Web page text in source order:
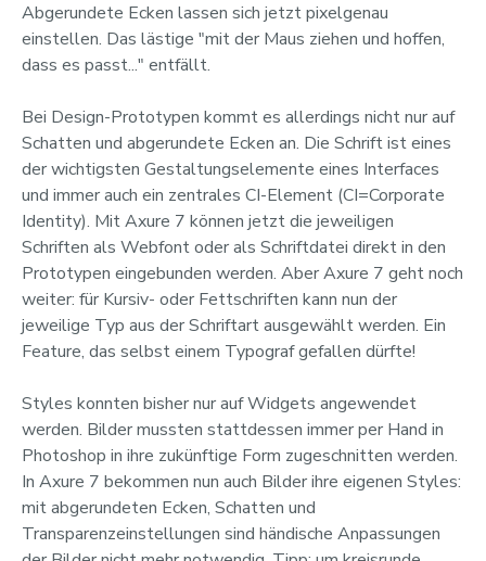
Abgerundete Ecken lassen sich jetzt pixelgenau
einstellen. Das lästige "mit der Maus ziehen und hoffen,
dass es passt..." entfällt.
Bei Design-Prototypen kommt es allerdings nicht nur auf
Schatten und abgerundete Ecken an. Die Schrift ist eines
der wichtigsten Gestaltungselemente eines Interfaces
und immer auch ein zentrales CI-Element (CI=Corporate
Identity). Mit Axure 7 können jetzt die jeweiligen
Schriften als Webfont oder als Schriftdatei direkt in den
Prototypen eingebunden werden. Aber Axure 7 geht noch
weiter: für Kursiv- oder Fettschriften kann nun der
jeweilige Typ aus der Schriftart ausgewählt werden. Ein
Feature, das selbst einem Typograf gefallen dürfte!
Styles konnten bisher nur auf Widgets angewendet
werden. Bilder mussten stattdessen immer per Hand in
Photoshop in ihre zukünftige Form zugeschnitten werden.
In Axure 7 bekommen nun auch Bilder ihre eigenen Styles:
mit abgerundeten Ecken, Schatten und
Transparenzeinstellungen sind händische Anpassungen